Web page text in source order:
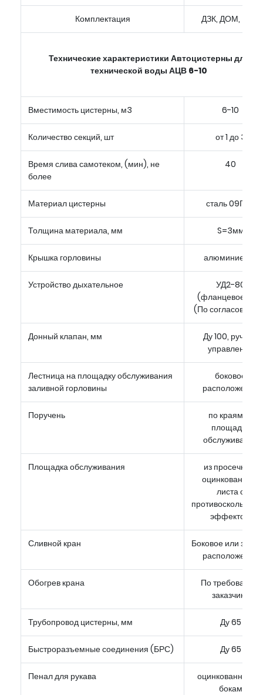
Комплектация ДЗК, ДОМ, КОМ
Технические характеристики Автоцистерны для
технической воды АЦВ 6-10
Вместимость цистерны, м3 6-10
Количество секций, шт от 1 до 3
Время слива самотеком, (мин), не
более
40
Материал цистерны сталь 09Г2С
Толщина материала, мм S=3мм
Крышка горловины алюминиевая
Устройство дыхательное
УД2-80
(фланцевое)
(По
Донный клапан, мм
Ду 100, ручное
управление
Лестница на площадку обслуживания
заливной горловины
боковое
расположение
Поручень
по краям от
площадки
обслуживания
Площадка обслуживания
из просечного
оцинкованного
листа с
эффектом
Сливной кран
Боковое или
расположение
Обогрев крана
По требованию
заказчика
Трубопровод цистерны, мм Ду 65
Быстроразъемные соединения (БРС) Ду 65
Пенал для рукава
оцинкованный
бокам